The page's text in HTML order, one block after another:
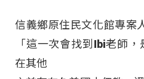
信義鄉原住民文化館專案
「這一次會找到Ibi老師
在其他